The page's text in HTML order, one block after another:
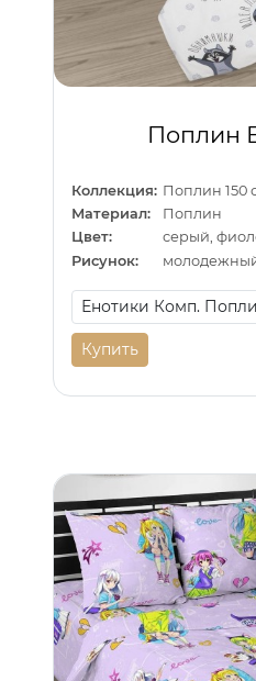
Поплин
Коллекция: Поплин 150
Материал:
Поплин
Цвет:
серый,
Рисунок:
Купить